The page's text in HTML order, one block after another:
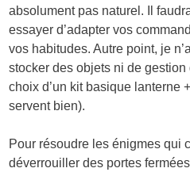
absolument pas naturel. Il
essayer d’adapter vos
vos habitudes. Autre point, je
stocker des objets ni de gestion
choix d’un kit basique lanterne
servent bien).
Pour résoudre les énigmes qui
déverrouiller des portes